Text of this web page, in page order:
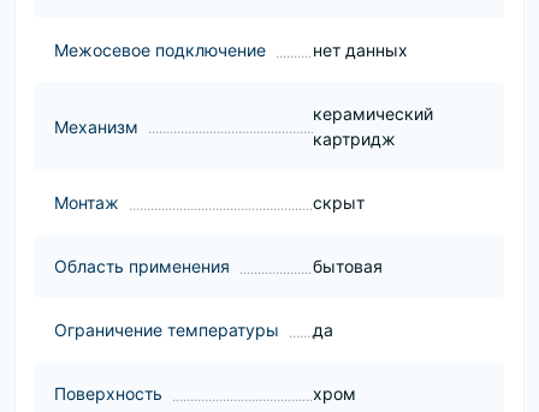
Межосевое подключение нет данных
Механизм
керамический
картридж
Монтаж скрыт
Область применения бытовая
Ограничение температуры да
Поверхность хром